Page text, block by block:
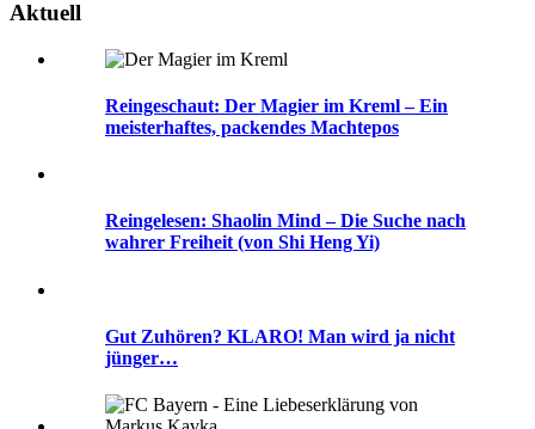
Aktuell
Reingeschaut: Der Magier im Kreml – Ein
meisterhaftes, packendes Machtepos
Reingelesen: Shaolin Mind – Die Suche nach
wahrer Freiheit (von Shi Heng Yi)
Gut Zuhören? KLARO! Man wird ja nicht
jünger…